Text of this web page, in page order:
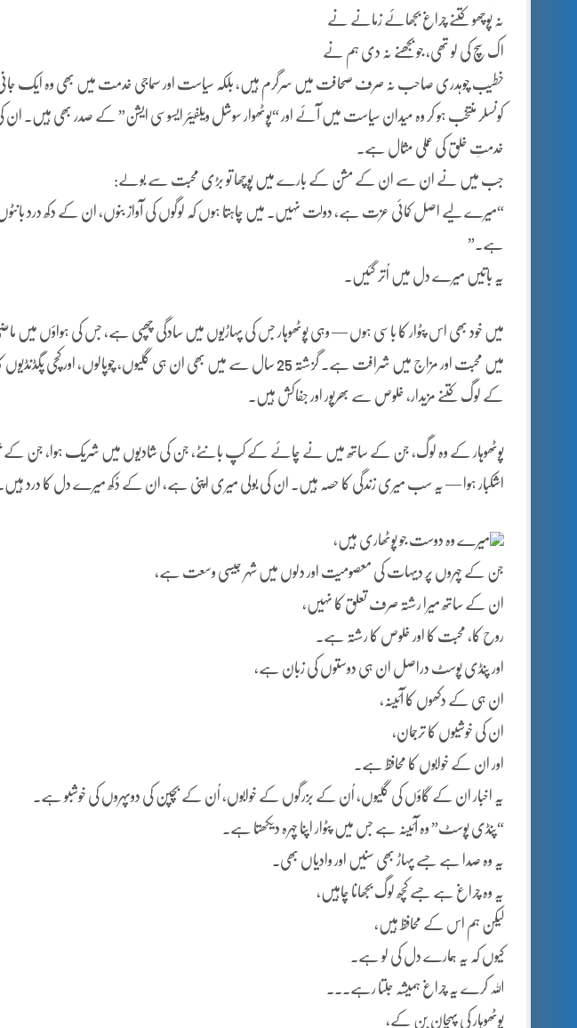
نہ پوچھو کتنے چراغ بجھائے زمانے نے
اک سچ کی لو تھی، جو بجھنے نہ دی ہم نے
کونسلر منتخب ہو کر وہ میدان سیاست میں آئے اور “پوٹھوار سوشل ویلفیئر ایسوسی ایشن” کے صدر بھی ہیں۔
خدمتِ خلق کی عملی مثال ہے۔
جب میں نے ان سے ان کے مشن کے بارے میں پوچھا تو بڑی محبت سے بولے:
“میرے لیے اصل کمائی عزت ہے، دولت نہیں۔ میں چاہتا ہوں کہ لوگوں کی آواز بنوں، ان کے دکھ درد
ہے۔”
یہ باتیں میرے دل میں اُتر گئیں۔
میں خود بھی اس پٹوار کا باسی ہوں — وہی پوٹھوہار جس کی پہاڑیوں میں سادگی چھپی ہے، جس کی ہواؤں میں
میں محبت اور مزاج میں شرافت ہے۔ گزشتہ 25 سال سے میں بھی ان ہی گلیوں،
کے لوگ کتنے مزیدار، خلوص سے بھرپور اور جفاکش ہیں۔
پوٹھوہار کے وہ لوگ، جن کے ساتھ میں نے چائے کے کپ بانٹے، جن کی شادیوں میں شریک ہوا، جن کے بچوں
اشکبار ہوا — یہ سب میری زندگی کا حصہ ہیں۔ ان کی بولی میری اپنی ہے، ان کے دُکھ میرے دل کا درد ہیں۔
میرے وہ دوست جو پوٹھاری ہیں،
جن کے چہروں پر دیہات کی معصومیت اور دلوں میں شہر جیسی وسعت ہے،
ان کے ساتھ میرا رشتہ صرف تعلق کا نہیں،
روح کا، محبت کا اور خلوص کا رشتہ ہے۔
اور پنڈی پوسٹ دراصل ان ہی دوستوں کی زبان ہے،
ان ہی کے دکھوں کا آئینہ،
ان کی خوشیوں کا ترجمان،
اور ان کے خوابوں کا محافظ ہے۔
یہ اخبار ان کے گاؤں کی گلیوں، اُن کے بزرگوں کے خوابوں، اُن کے بچپن کی دوپہروں کی خوشبو ہے۔
“پنڈی پوسٹ” وہ آئینہ ہے جس میں پٹوار اپنا چہرہ دیکھتا ہے۔
یہ وہ صدا ہے جسے پہاڑ بھی سنیں اور وادیاں بھی۔
یہ وہ چراغ ہے جسے کچھ لوگ بجھانا چاہیں،
لیکن ہم اس کے محافظ ہیں،
کیوں کہ یہ ہمارے دل کی لو ہے۔
اللہ کرے یہ چراغ ہمیشہ جلتا رہے۔۔۔
پوٹھوہار کی پہچان بن کے،